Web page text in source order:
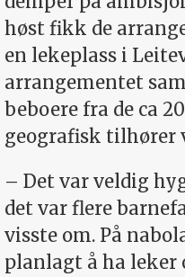
høst fikk de
en lekeplass i
arrangementet
beboere fra de ca
geografisk tilhører
– Det var veldig
det var flere
visste om. På
planlagt å ha leker